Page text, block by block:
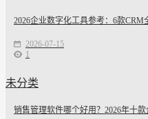
2026企业数字化工具参考：6款CRM
2026-07-15
1
未分类
销售管理软件哪个好用？2026年十